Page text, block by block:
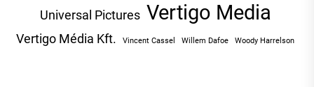
Universal Pictures Vertigo Media
Vertigo Média Kft. Vincent Cassel Willem Dafoe Woody Harrelson